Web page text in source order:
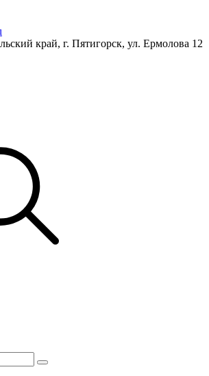
край, г. Пятигорск, ул. Ермолова 12